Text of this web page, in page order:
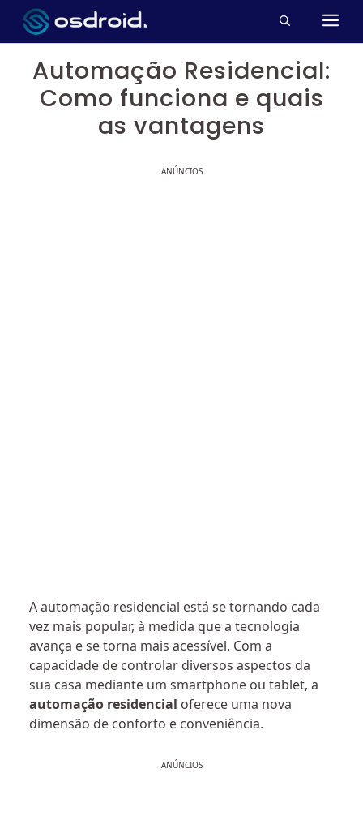
Pular
para
o
conteúdoAutomação Residencial:
Como funciona e quais
as vantagens
ANÚNCIOS
A automação residencial está se tornando cada
vez mais popular, à medida que a tecnologia
avança e se torna mais acessível. Com a
capacidade de controlar diversos aspectos da
sua casa mediante um smartphone ou tablet, a
automação residencial oferece uma nova
dimensão de conforto e conveniência.
ANÚNCIOS